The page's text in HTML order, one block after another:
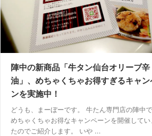
陣中の新商品「牛タン仙台オリーブ辛
油」、めちゃくちゃお得すぎるキャン
ンを実施中！
どうも、まーぼーです。 牛たん専門店の陣中
めちゃくちゃお得なキャンペーンを開催してい
たのでご紹介します。 いや ...